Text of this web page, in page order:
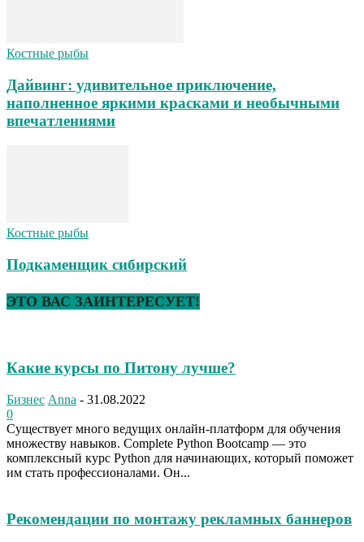
Костные рыбы
Дайвинг: удивительное приключение,
наполненное яркими красками и необычными
впечатлениями
Костные рыбы
Подкаменщик сибирский
ЭТО ВАС ЗАИНТЕРЕСУЕТ!
Какие курсы по Питону лучше?
Бизнес Anna - 31.08.2022
0
Существует много ведущих онлайн-платформ для обучения
множеству навыков. Complete Python Bootcamp — это
комплексный курс Python для начинающих, который поможет
им стать профессионалами. Он...
Рекомендации по монтажу рекламных баннеров